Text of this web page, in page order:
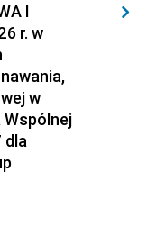
I
r. w
w
dla